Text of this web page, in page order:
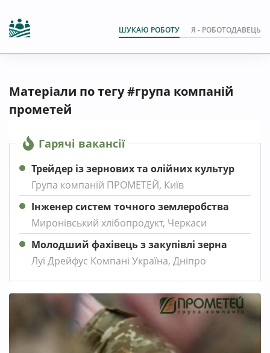
ШУКАЮ РОБОТУ Я - РОБОТОДАВЕЦЬ
Матеріали по тегу #група компаній
прометей
Гарячі вакансії
Трейдер із зернових та олійних культур
Група компаній ПРОМЕТЕЙ, Київ
Інженер систем точного землеробства
Миронівський хлібопродукт, Черкаси
Молодший фахівець з закупівлі зерна
Луї Дрейфус Компані Україна, Дніпро